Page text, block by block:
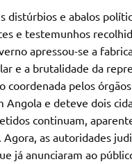
distúrbios e abalos
e testemunhos
apressou-se a
e a brutalidade da
pelos
e deteve dois
continuam,
as autoridades
já anunciaram ao